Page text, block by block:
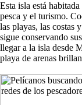
Esta isla está
pesca y el turismo.
las playas, las costas
sigue conservando
llegar a la isla desde
playa de arenas